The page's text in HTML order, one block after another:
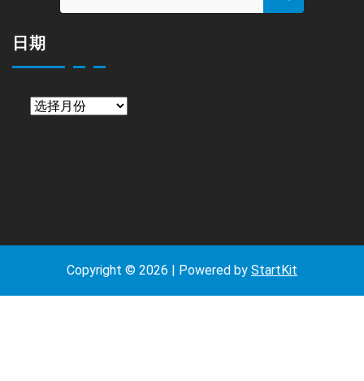
日期
Copyright © 2026 | Powered by StartKit